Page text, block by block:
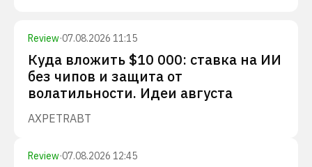
Review·07.08.2026 11:15
Куда вложить $10 000: ставка на ИИ
без чипов и защита от
волатильности. Идеи августа
AXPETRABT
Review·07.08.2026 12:45